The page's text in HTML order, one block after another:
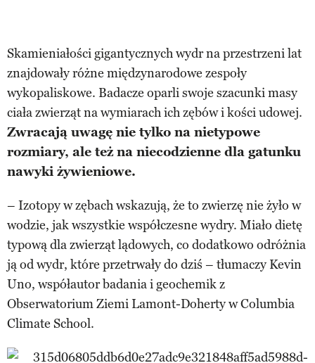
Skamieniałości gigantycznych wydr na przestrzeni lat
znajdowały różne międzynarodowe zespoły
wykopaliskowe. Badacze oparli swoje szacunki masy
ciała zwierząt na wymiarach ich zębów i kości udowej.
Zwracają uwagę nie tylko na nietypowe
rozmiary, ale też na niecodzienne dla gatunku
nawyki żywieniowe.
– Izotopy w zębach wskazują, że to zwierzę nie żyło w
wodzie, jak wszystkie współczesne wydry. Miało dietę
typową dla zwierząt lądowych, co dodatkowo odróżnia
ją od wydr, które przetrwały do dziś – tłumaczy Kevin
Uno, współautor badania i geochemik z
Obserwatorium Ziemi Lamont-Doherty w Columbia
Climate School.